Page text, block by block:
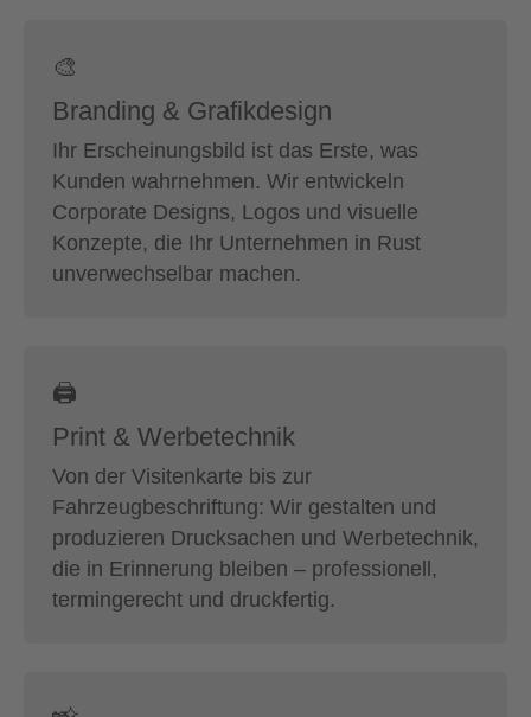
🎨
Branding & Grafikdesign
Ihr Erscheinungsbild ist das Erste, was
Kunden wahrnehmen. Wir entwickeln
Corporate Designs, Logos und visuelle
Konzepte, die Ihr Unternehmen in Rust
unverwechselbar machen.
🖨
Print & Werbetechnik
Von der Visitenkarte bis zur
Fahrzeugbeschriftung: Wir gestalten und
produzieren Drucksachen und Werbetechnik,
die in Erinnerung bleiben – professionell,
termingerecht und druckfertig.